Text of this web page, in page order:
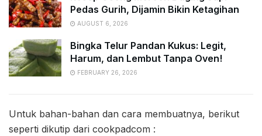
Pedas Gurih, Dijamin Bikin Ketagihan
AUGUST 6, 2026
Bingka Telur Pandan Kukus: Legit,
Harum, dan Lembut Tanpa Oven!
FEBRUARY 26, 2026
Untuk bahan-bahan dan cara membuatnya, berikut
seperti dikutip dari cookpadcom :